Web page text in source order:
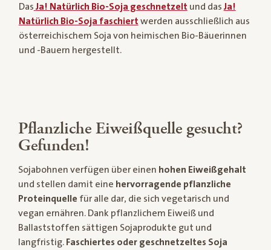
Das Ja! Natürlich Bio-Soja geschnetzelt und das Ja!
Natürlich Bio-Soja faschiert werden ausschließlich aus
österreichischem Soja von heimischen Bio-Bäuerinnen
und -Bauern hergestellt.
Pflanzliche Eiweißquelle gesucht?
Gefunden!
Sojabohnen verfügen über einen hohen Eiweißgehalt
und stellen damit eine hervorragende pflanzliche
Proteinquelle für alle dar, die sich vegetarisch und
vegan ernähren. Dank pflanzlichem Eiweiß und
Ballaststoffen sättigen Sojaprodukte gut und
langfristig. Faschiertes oder geschnetzeltes Soja